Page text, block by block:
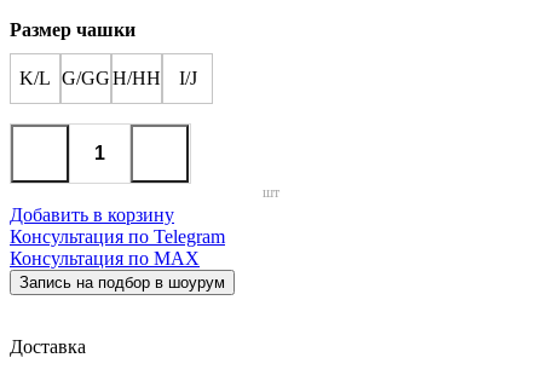
Размер чашки
K/L G/GGH/HH I/J
шт
Добавить в корзину
Консультация по Telegram
Консультация по MAX
Запись на подбор в шоурум
Доставка